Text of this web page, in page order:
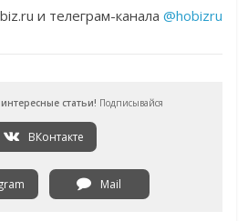
и телеграм-канала @hobizru
статьи! Подписывайся
ВКонтакте
Mail